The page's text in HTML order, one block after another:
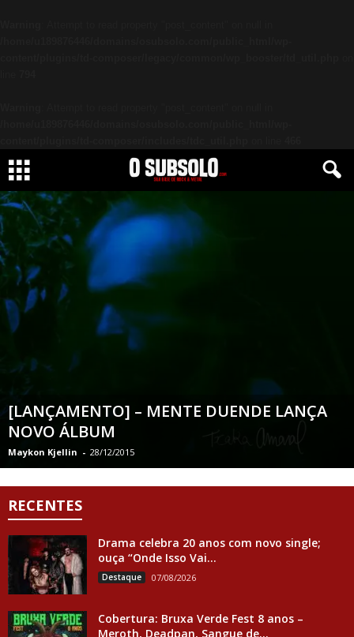
[LANÇAMENTO] – MENTE DUENDE LANÇA
NOVO ÁLBUM
Maykon Kjellin - 28/12/2015
RECENTES
Drama celebra 20 anos com novo single;
ouça “Onde Isso Vai...
Destaque 07/08/2026
Cobertura: Bruxa Verde Fest 8 anos –
Meroth, Deadpan, Sangue de...